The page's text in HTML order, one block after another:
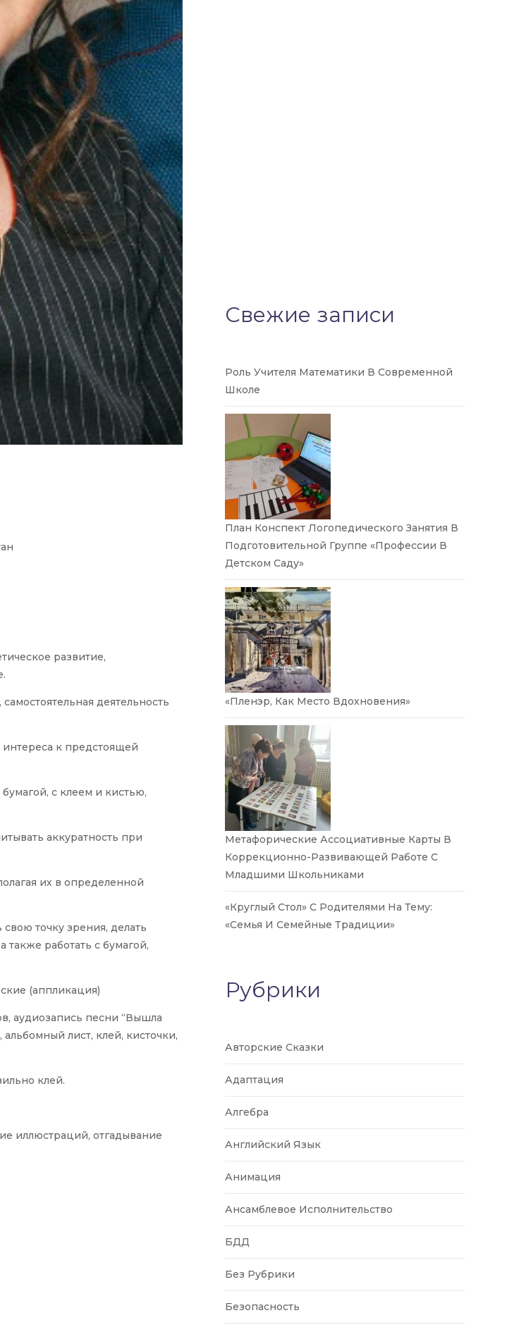
развитие,
деятельность
к предстоящей
с клеем и кистью,
аккуратность при
их в определенной
точку зрения, делать
также работать с бумагой,
(аппликация)
аудиозапись песни “Вышла
лист, клей, кисточки,
клей.
иллюстраций, отгадывание
Свежие записи
Роль Учителя Математики В Современной
Школе
План Конспект Логопедического Занятия В
Подготовительной Группе «Профессии В
Детском Саду»
«Пленэр, Как Место Вдохновения»
Метафорические Ассоциативные Карты В
Коррекционно-Развивающей Работе С
Младшими Школьниками
«Круглый Стол» С Родителями На Тему:
«Семья И Семейные Традиции»
Рубрики
Авторские Сказки
Адаптация
Алгебра
Английский Язык
Анимация
Ансамблевое Исполнительство
БДД
Без Рубрики
Безопасность